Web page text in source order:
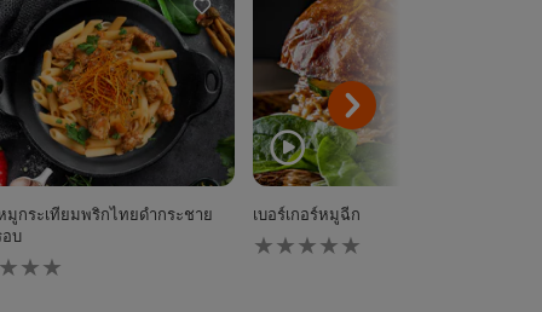
มูกระเทียมพริกไทยดำกระชาย
บ
เบอร์เกอร์หมูฉีก
ไม่มี
การ